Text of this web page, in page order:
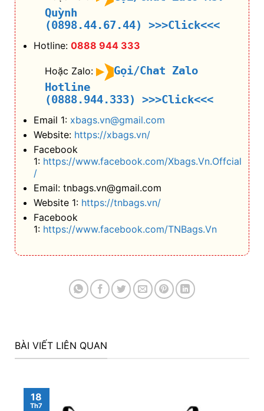
Quỳnh
(0898.44.67.44)
>>>Click<<<
Hotline: 0888 944 333
Hoặc Zalo:
Gọi/Chat Zalo
Hotline
(0888.944.333)
>>>Click<<<
Email 1: xbags.vn@gmail.com
Website: https://xbags.vn/
Facebook
1: https://www.facebook.com/Xbags.Vn.Offcial
/
Email: tnbags.vn@gmail.com
Website 1: https://tnbags.vn/
Facebook
1: https://www.facebook.com/TNBags.Vn
BÀI VIẾT LIÊN QUAN
18
Th7